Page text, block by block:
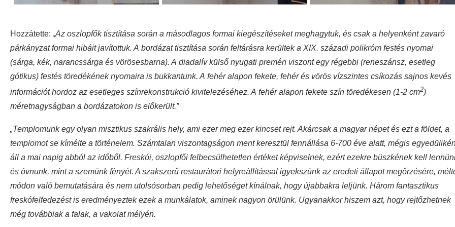
Hozzátette: „Az oszlopfők tisztítása során a másodlagos formai kiegészítéseket meghagytuk, és csak a helyenként zavaró
párkányzat formai hibáit javítottuk. A bordázat tisztítása során feltárásra kerültek a XIX. századi polikróm festés nyomai
(sárga, kék, narancssárga és vörösesbarna). A diadalív külső nyugati premén viszont egy régebbi (reneszánsz, esetleg
gótikus) festés töredékének nyomaira is bukkantunk. A fehér alapon fekete, fehér és vörös vízszintes csíkozás sajnos kevés
információt hordoz az esetleges színrekonstrukció kivitelezéséhez. A fehér alapon fekete szín töredékesen (1-2 cm2)
méretnagyságban a bordázatokon is előkerült.”
„Templomunk egy olyan misztikus szakrális hely, ami ezer meg ezer kincset rejt. Akárcsak a magyar népet és ezt a földet, a
templomot se kímélte a történelem. Számtalan viszontagságon ment keresztül fennállása 6-700 éve alatt, mégis
áll a mai napig abból az időből. Freskói, oszlopfői felbecsülhetetlen értéket képviselnek, ezért ezekre büszkének kell
és óvnunk, mint a szemünk fényét. A szakszerű restaurátori helyreállítással igyekszünk az eredeti állapot megőrzésére,
módon való bemutatására és nem utolsósorban pedig lehetőséget kínálnak, hogy újabbakra leljünk. Három fantasztikus
freskófelfedezést is eredményeztek ezek a munkálatok, aminek nagyon örülünk. Ugyanakkor hiszem azt, hogy rejtőzhetnek
még továbbiak a falak, a vakolat mélyén.